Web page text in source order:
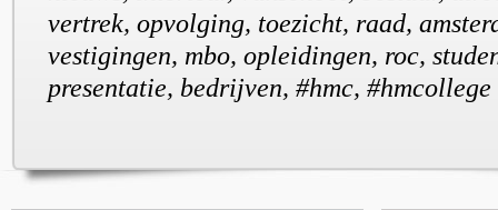
vertrek, opvolging, toezicht, raad,
vestigingen, mbo, opleidingen, roc,
presentatie, bedrijven, #hmc, #hmcollege